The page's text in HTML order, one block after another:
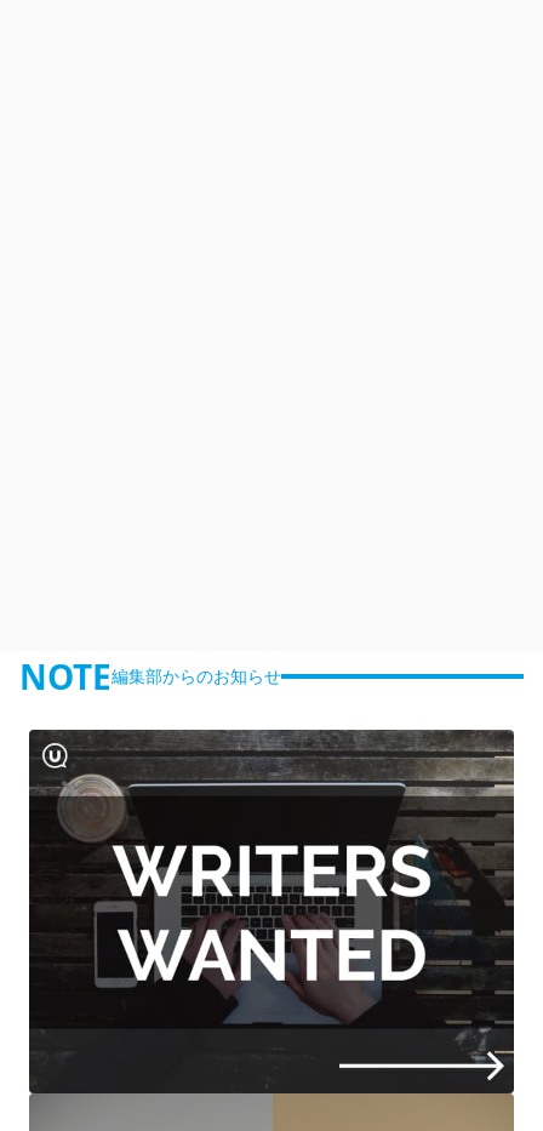
NOTE編集部からのお知らせ